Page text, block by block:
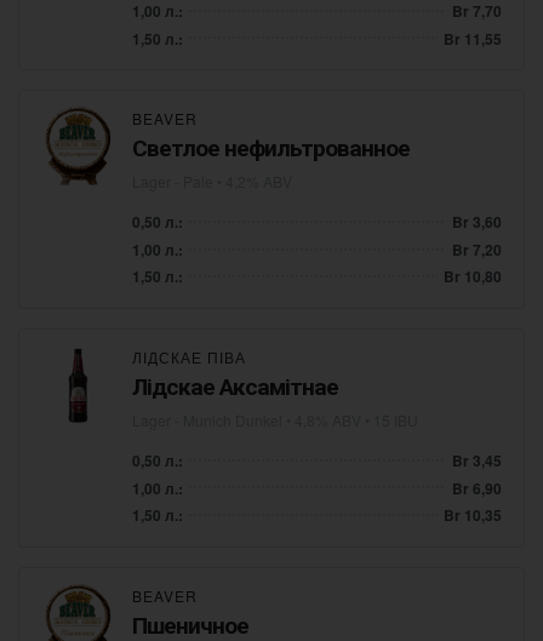
1,00 л.:
Br 7,70
1,50 л.:
Br 11,55
BEAVER
Светлое нефильтрованное
0,50 л.:
Br 3,60
1,00 л.:
Br 7,20
1,50 л.:
Br 10,80
ЛІДСКАЕ ПІВА
Лідскае Аксамітнае
0,50 л.:
Br 3,45
1,00 л.:
Br 6,90
1,50 л.:
Br 10,35
BEAVER
Пшеничное